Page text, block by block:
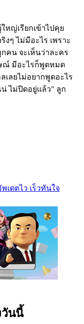
หญ่เรียกเข้าไปคุย
งๆ ไม่มีอะไร เพราะ
คน จะเห็นว่าละคร
ณ์ มีอะไรก็พูดหมด
เลยไม่อยากพูดอะไร
ไม่ปิดอยู่แล้ว" ลูก
เดตไว เร็วทันใจ
นนี้